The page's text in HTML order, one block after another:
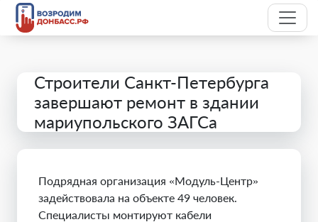
Строители Санкт-Петербурга
завершают ремонт в здании
мариупольского ЗАГСа
Подрядная организация «Модуль-Центр»
задействовала на объекте 49 человек.
Специалисты монтируют кабели